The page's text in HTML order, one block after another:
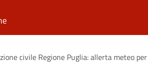
civile Regione Puglia: allerta meteo